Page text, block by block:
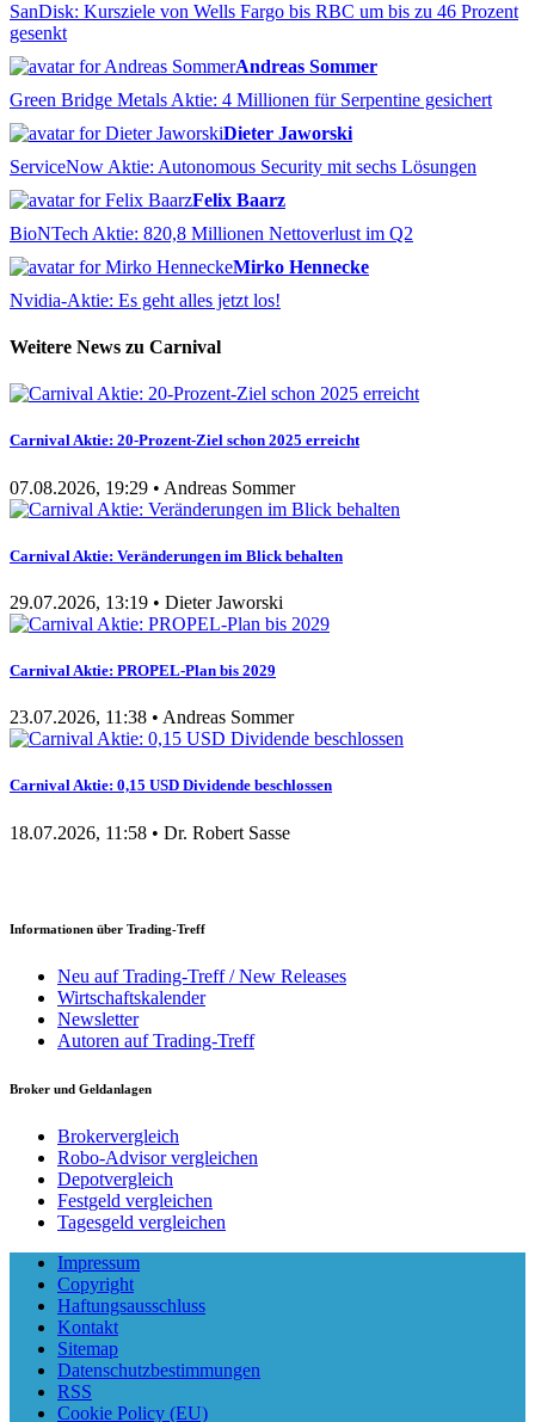
SanDisk: Kursziele von Wells Fargo bis RBC um bis zu 46 Prozent
gesenkt
Andreas Sommer
Green Bridge Metals Aktie: 4 Millionen für Serpentine gesichert
Dieter Jaworski
ServiceNow Aktie: Autonomous Security mit sechs Lösungen
Felix Baarz
BioNTech Aktie: 820,8 Millionen Nettoverlust im Q2
Mirko Hennecke
Nvidia-Aktie: Es geht alles jetzt los!
Weitere News zu Carnival
Carnival Aktie: 20-Prozent-Ziel schon 2025 erreicht
07.08.2026, 19:29 • Andreas Sommer
Carnival Aktie: Veränderungen im Blick behalten
29.07.2026, 13:19 • Dieter Jaworski
Carnival Aktie: PROPEL-Plan bis 2029
23.07.2026, 11:38 • Andreas Sommer
Carnival Aktie: 0,15 USD Dividende beschlossen
18.07.2026, 11:58 • Dr. Robert Sasse
Informationen über Trading-Treff
Neu auf Trading-Treff / New Releases
Wirtschaftskalender
Newsletter
Autoren auf Trading-Treff
Broker und Geldanlagen
Brokervergleich
Robo-Advisor vergleichen
Depotvergleich
Festgeld vergleichen
Tagesgeld vergleichen
Impressum
Copyright
Haftungsausschluss
Kontakt
Sitemap
Datenschutzbestimmungen
RSS
Cookie Policy (EU)